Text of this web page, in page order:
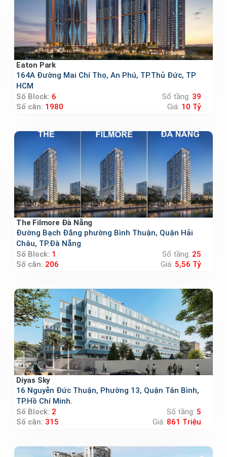
Eaton Park
164A Đường Mai Chí Thọ, An Phú, TP.Thủ Đức, TP
HCM
Số Block: 6 Số tầng: 39
Số căn: 1980 Giá: 10 Tỷ
The Filmore Đà Nẵng
Đường Bạch Đằng phường Bình Thuận, Quận Hải
Châu, TP.Đà Nẵng
Số Block: 1 Số tầng: 25
Số căn: 206 Giá: 5,56 Tỷ
Diyas Sky
16 Nguyễn Đức Thuận, Phường 13, Quận Tân Bình,
TP.Hồ Chí Minh.
Số Block: 2 Số tầng: 5
Số căn: 315 Giá: 861 Triệu